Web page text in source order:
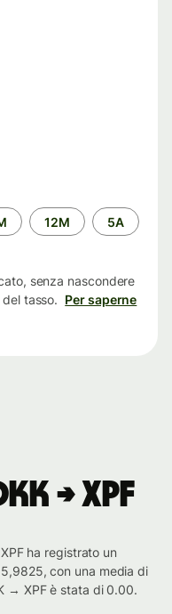
12M 5A
senza nascondere
tasso. Per saperne
→ XPF
ha registrato un
con una media di
→ XPF è stata di 0.00.